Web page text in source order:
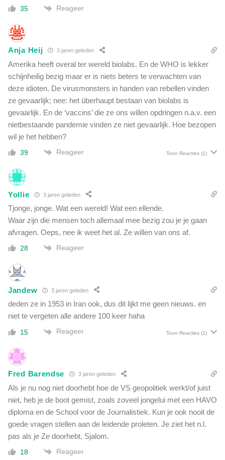
35 Reageer
Anja Heij 3 jaren geleden
Amerika heeft overal ter wereld biolabs. En de WHO is lekker
schijnheilig bezig maar er is niets beters te verwachten van
deze idioten. De virusmonsters in handen van rebellen vinden
ze gevaarlijk; nee: het überhaupt bestaan van biolabs is
gevaarlijk. En de ‘vaccins’ die ze ons willen opdringen n.a.v. een
nietbestaande pandemie vinden ze niet gevaarlijk. Hoe bezopen
wil je het hebben?
39 Reageer Toon Reacties (1)
Yollie 3 jaren geleden
Tjonge, jonge. Wat een wereld! Wat een ellende.
Waar zijn die mensen toch allemaal mee bezig zou je je gaan
afvragen. Oeps, nee ik weet het al. Ze willen van ons af.
28 Reageer
Jandew 3 jaren geleden
deden ze in 1953 in Iran ook, dus dit lijkt me geen nieuws. en
niet te vergeten alle andere 100 keer haha
15 Reageer Toon Reacties (1)
Fred Barendse 3 jaren geleden
Als je nu nog niet doorhebt hoe de VS geopolitiek werkt/of juist
niet, heb je de boot gemist, zoals zoveel jongelui met een HAVO
diploma en de School voor de Journalistiek. Kun je ook nooit de
goede vragen stellen aan de leidende proleten. Je ziet het n.l.
pas als je Ze doorhebt, Sjalom.
18 Reageer